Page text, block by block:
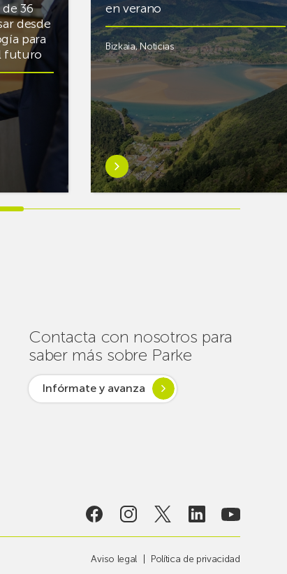
36
desde
para
futuro
en verano
Bizkaia,Noticias
Saber
más
sobreEuskaltel
realiza
garantizar
la
conectividad
en
Contacta con nosotros para
saber más sobre Parke
Infórmate y avanza
Aviso legal Política de privacidad